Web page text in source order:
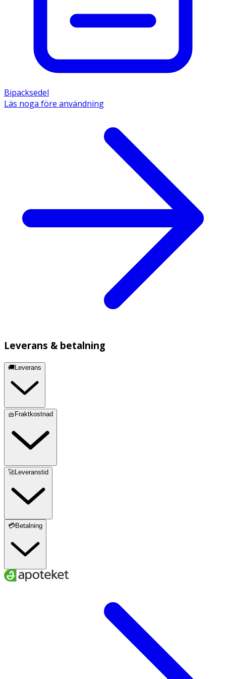
Bipacksedel
Läs noga före användning
Leverans & betalning
🚚Leverans
🧺Fraktkostnad
🚀Leveranstid
💳Betalning